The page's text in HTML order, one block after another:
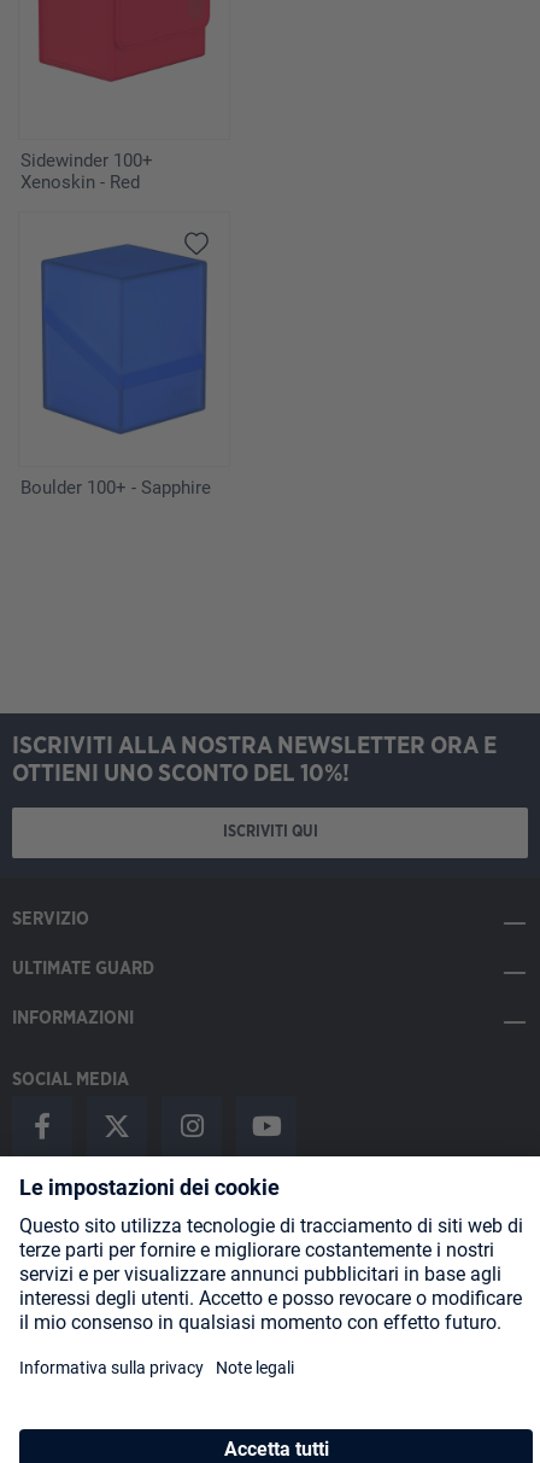
Sidewinder 100+
Xenoskin - Red
Boulder 100+ - Sapphire
ISCRIVITI ALLA NOSTRA NEWSLETTER ORA E
OTTIENI UNO SCONTO DEL 10%!
ISCRIVITI QUI
SERVIZIO
ULTIMATE GUARD
INFORMAZIONI
SOCIAL MEDIA
Payment Methods
Shipping